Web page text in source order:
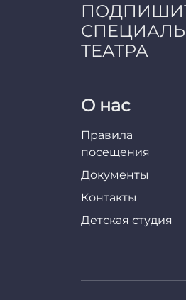
ТЕАТРА
О нас
Правила
посещения
Документы
Контакты
Детская студия